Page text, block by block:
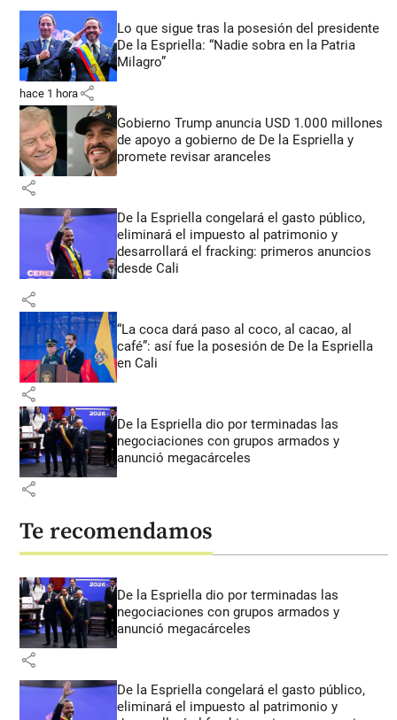
Lo que sigue tras la posesión del presidente
De la Espriella: “Nadie sobra en la Patria
Milagro”
hace 1 hora share
Gobierno Trump anuncia USD 1.000 millones
de apoyo a gobierno de De la Espriella y
promete revisar aranceles
share
De la Espriella congelará el gasto público,
eliminará el impuesto al patrimonio y
desarrollará el fracking: primeros anuncios
desde Cali
share
“La coca dará paso al coco, al cacao, al
café”: así fue la posesión de De la Espriella
en Cali
share
De la Espriella dio por terminadas las
negociaciones con grupos armados y
anunció megacárceles
share
Te recomendamos
De la Espriella dio por terminadas las
negociaciones con grupos armados y
anunció megacárceles
share
De la Espriella congelará el gasto público,
eliminará el impuesto al patrimonio y